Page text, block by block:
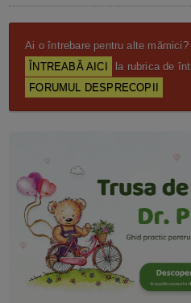
Ai o întrebare pentru alte mămici?
ÎNTREABĂ AICI
la rubrica de
FORUMUL DESPRECOPII